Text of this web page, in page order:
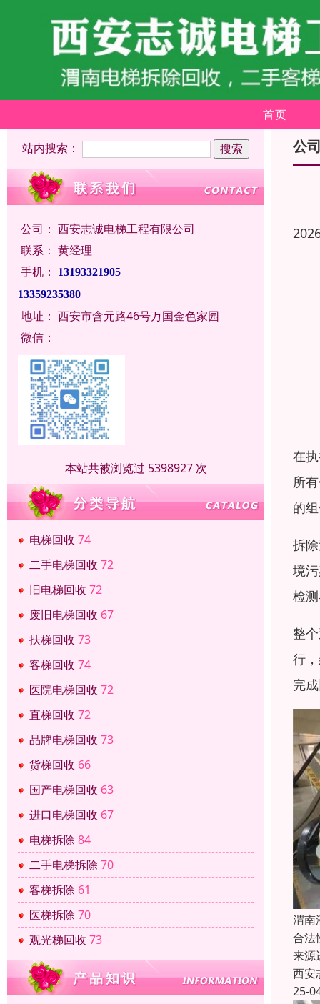
首页
站内搜索：
公司： 西安志诚电梯工程有限公司
联系： 黄经理
手机：
13193321905
13359235380
地址： 西安市含元路46号万国金色家园
微信：
本站共被浏览过 5398927 次
电梯回收 74
二手电梯回收 72
旧电梯回收 72
废旧电梯回收 67
扶梯回收 73
客梯回收 74
医院电梯回收 72
直梯回收 72
品牌电梯回收 73
货梯回收 66
国产电梯回收 63
进口电梯回收 67
电梯拆除 84
二手电梯拆除 70
客梯拆除 61
医梯拆除 70
观光梯回收 73
公
在
所
的
拆
境
检
整
行
完
渭南
合法
来源
西安
25-